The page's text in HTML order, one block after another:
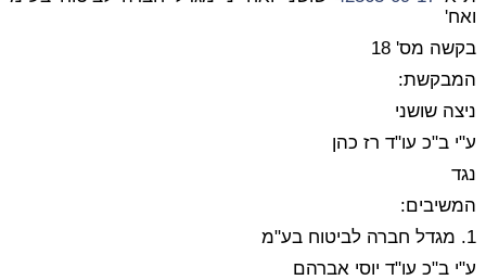
ואח'
בקשה מס' 18
המבקשת:
ניצה שושני
ע"י ב"כ עו"ד רז כהן
נגד
המשיבים:
1. מגדל חברה לביטוח בע"מ
ע"י ב"כ עו"ד יוסי אברהם